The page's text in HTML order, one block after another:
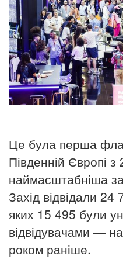
Це була перша
Південній Європі з
наймасштабніша
Захід відвідали 24
яких 15 495 були
відвідувачами —
роком раніше.